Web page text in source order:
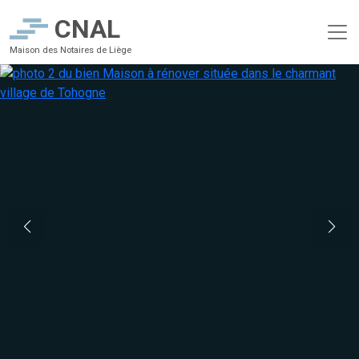
CNAL
Maison des Notaires de Liège